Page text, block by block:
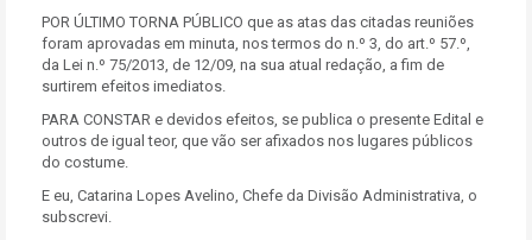
POR ÚLTIMO TORNA PÚBLICO que as atas das citadas reuniões
foram aprovadas em minuta, nos termos do n.º 3, do art.º 57.º,
da Lei n.º 75/2013, de 12/09, na sua atual redação, a fim de
surtirem efeitos imediatos.
PARA CONSTAR e devidos efeitos, se publica o presente Edital e
outros de igual teor, que vão ser afixados nos lugares públicos
do costume.
E eu, Catarina Lopes Avelino, Chefe da Divisão Administrativa, o
subscrevi.